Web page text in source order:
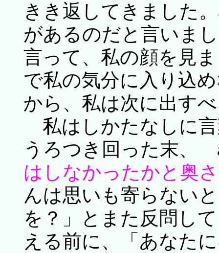
きき返してきました
があるのだと言いま
言って、私の顔を見
で私の気分に入り込
から、私は次に出す
私はしかたなしに
うろつき回った末、
はしなかったかと奥
んは思いも寄らない
を？」とまた反問し
える前に、「あなた